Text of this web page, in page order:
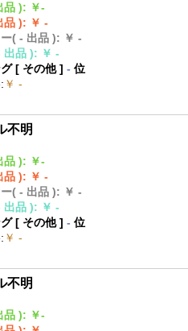
品 ): ￥-
品 ): ￥ -
( - 出品 ): ￥ -
出品 ): ￥ -
[ その他]- 位
: ￥ -
不明
品 ): ￥-
品 ): ￥ -
( - 出品 ): ￥ -
出品 ): ￥ -
[ その他]- 位
: ￥ -
不明
品 ): ￥-